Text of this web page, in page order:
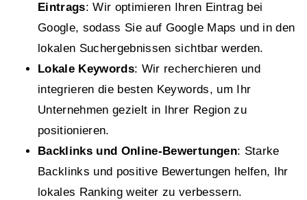
Eintrags: Wir optimieren Ihren Eintrag bei
Google, sodass Sie auf Google Maps und in den
lokalen Suchergebnissen sichtbar werden.
Lokale Keywords: Wir recherchieren und
integrieren die besten Keywords, um Ihr
Unternehmen gezielt in Ihrer Region zu
positionieren.
Backlinks und Online-Bewertungen: Starke
Backlinks und positive Bewertungen helfen, Ihr
lokales Ranking weiter zu verbessern.